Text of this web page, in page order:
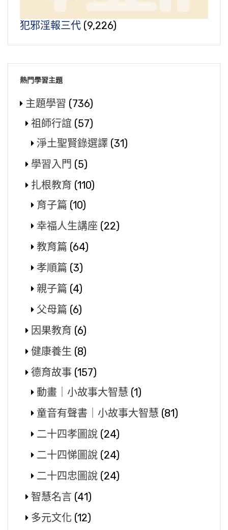
犯邪淫報三代 (9,226)
熱門學習主題
主題學習 (736)
祖師行誼 (57)
淨土聖賢錄選譯 (31)
學習入門 (5)
扎根教育 (110)
育子篇 (10)
幸福人生講座 (22)
教育篇 (64)
孝順篇 (3)
親子篇 (4)
父母篇 (6)
因果教育 (6)
健康養生 (8)
德育故事 (157)
動畫｜小故事大智慧 (1)
童音有聲書｜小故事大智慧 (81)
二十四孝圖說 (24)
二十四悌圖說 (24)
二十四忠圖說 (24)
智慧名言 (41)
多元文化 (12)